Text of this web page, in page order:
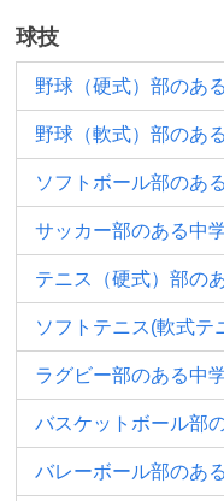
球技
野球（硬式）部のあ
野球（軟式）部のあ
ソフトボール部のあ
サッカー部のある中
テニス（硬式）部の
ソフトテニス(軟式テ
ラグビー部のある中
バスケットボール部
バレーボール部のあ